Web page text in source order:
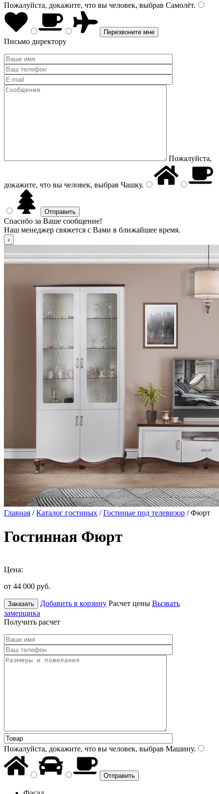
Пожалуйста, докажите, что вы человек, выбрав Самолёт.
Письмо директору
Пожалуйста,
докажите, что вы человек, выбрав Чашку.
Спасибо за Ваше сообщение!
Наш менеджер свяжется с Вами в ближайшее время.
Главная /Каталог гостиных /Гостиные под телевизор / Фюрт
Гостинная Фюрт
Цена:
от 44 000 руб.
Заказать Добавить в корзину Расчет цены Вызвать
замерщика
Получить расчет
Пожалуйста, докажите, что вы человек, выбрав Машину.